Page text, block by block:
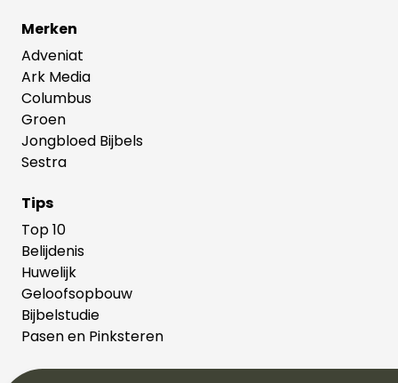
Merken
Adveniat
Ark Media
Columbus
Groen
Jongbloed Bijbels
Sestra
Tips
Top 10
Belijdenis
Huwelijk
Geloofsopbouw
Bijbelstudie
Pasen en Pinksteren